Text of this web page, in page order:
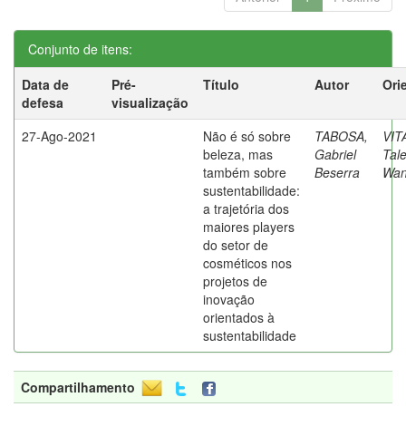
Conjunto de itens:
Data de
defesa
Pré-
visualização
Título Autor
27-Ago-2021
Não é só sobre
beleza, mas
também sobre
sustentabilidade:
a trajetória dos
maiores players
do setor de
cosméticos nos
projetos de
inovação
orientados à
sustentabilidade
TABOSA,
Gabriel
Beserra
Compartilhamento